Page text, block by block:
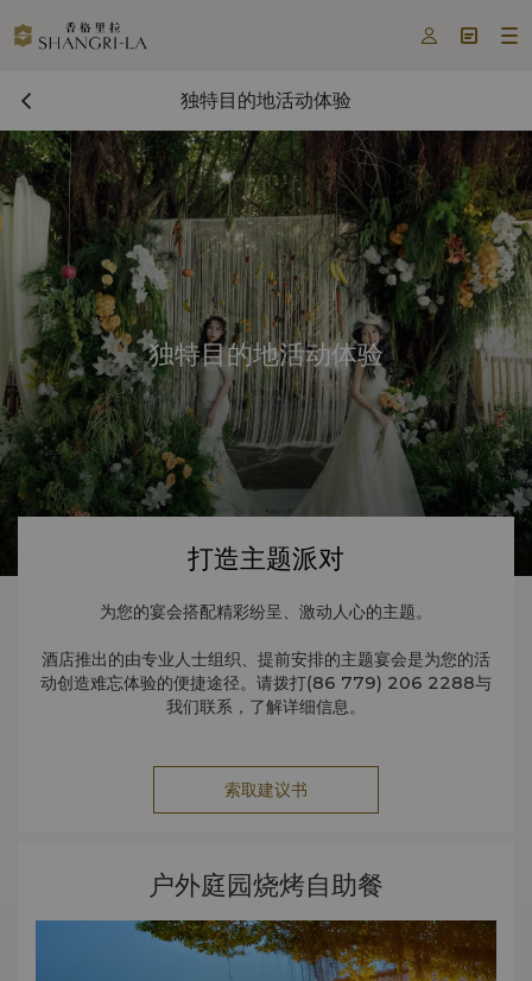
  
独特目的地活动体验
独特目的地活动体验
打造主题派对
为您的宴会搭配精彩纷呈、激动人心的主题。
酒店推出的由专业人士组织、提前安排的主题宴会是为您的活
动创造难忘体验的便捷途径。请拨打(86 779) 206 2288与
我们联系，了解详细信息。
索取建议书
户外庭园烧烤自助餐